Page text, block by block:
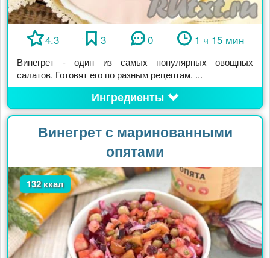
4.3 3 0 1 ч 15 мин
Винегрет - один из самых популярных овощных
салатов. Готовят его по разным рецептам. ...
Ингредиенты
Винегрет с маринованными
опятами
132 ккал